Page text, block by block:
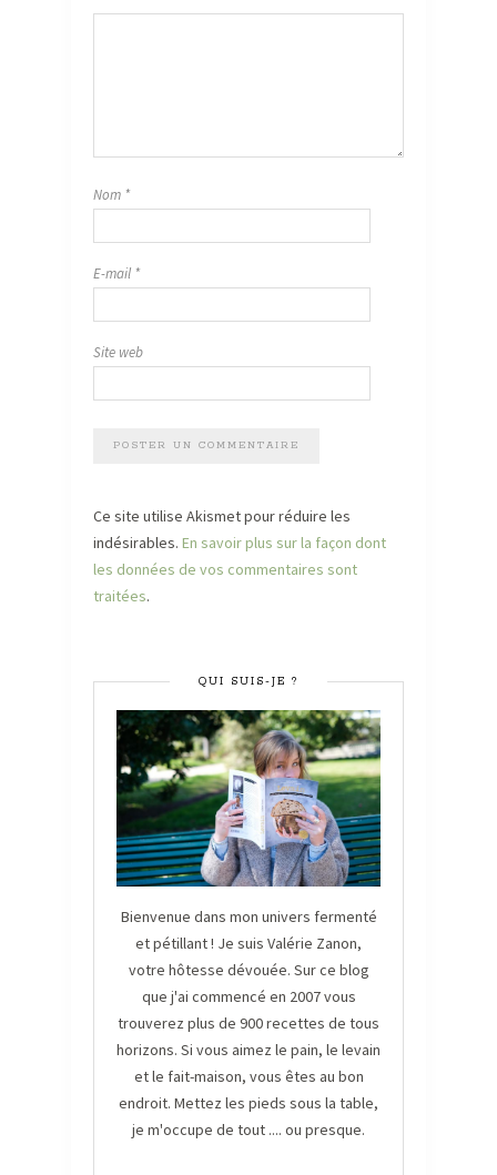
Nom *
E-mail *
Site web
Ce site utilise Akismet pour réduire les
indésirables. En savoir plus sur la façon dont
les données de vos commentaires sont
traitées.
QUI SUIS-JE ?
Bienvenue dans mon univers fermenté
et pétillant ! Je suis Valérie Zanon,
votre hôtesse dévouée. Sur ce blog
que j'ai commencé en 2007 vous
trouverez plus de 900 recettes de tous
horizons. Si vous aimez le pain, le levain
et le fait-maison, vous êtes au bon
endroit. Mettez les pieds sous la table,
je m'occupe de tout .... ou presque.